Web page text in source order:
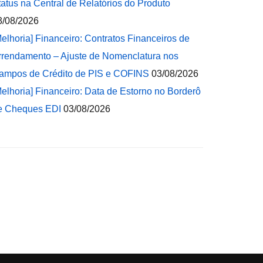
na Central de Relatórios do Produto
08/2026
Financeiro: Contratos Financeiros de
– Ajuste de Nomenclatura nos
de Crédito de PIS e COFINS 03/08/2026
Financeiro: Data de Estorno no Borderô
Cheques EDI 03/08/2026